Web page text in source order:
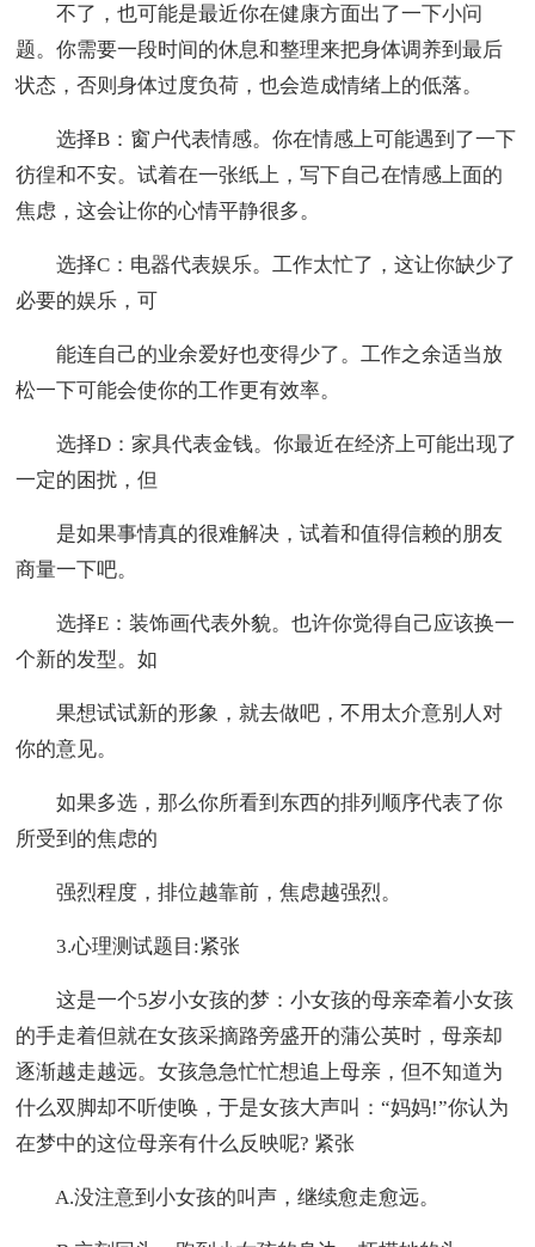
不了，也可能是最近你在健康方面出了一下小问
题。你需要一段时间的休息和整理来把身体调养到最后
状态，否则身体过度负荷，也会造成情绪上的低落。
选择B：窗户代表情感。你在情感上可能遇到了一下
彷徨和不安。试着在一张纸上，写下自己在情感上面的
焦虑，这会让你的心情平静很多。
选择C：电器代表娱乐。工作太忙了，这让你缺少了
必要的娱乐，可
能连自己的业余爱好也变得少了。工作之余适当放
松一下可能会使你的工作更有效率。
选择D：家具代表金钱。你最近在经济上可能出现了
一定的困扰，但
是如果事情真的很难解决，试着和值得信赖的朋友
商量一下吧。
选择E：装饰画代表外貌。也许你觉得自己应该换一
个新的发型。如
果想试试新的形象，就去做吧，不用太介意别人对
你的意见。
如果多选，那么你所看到东西的排列顺序代表了你
所受到的焦虑的
强烈程度，排位越靠前，焦虑越强烈。
3.心理测试题目:紧张
这是一个5岁小女孩的梦：小女孩的母亲牵着小女孩
的手走着但就在女孩采摘路旁盛开的蒲公英时，母亲却
逐渐越走越远。女孩急急忙忙想追上母亲，但不知道为
什么双脚却不听使唤，于是女孩大声叫：“妈妈!”你认为
在梦中的这位母亲有什么反映呢? 紧张
A.没注意到小女孩的叫声，继续愈走愈远。